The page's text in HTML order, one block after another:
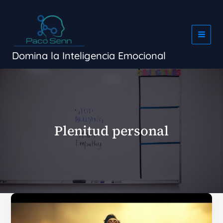
Domina la Inteligencia Emocional
Plenitud personal